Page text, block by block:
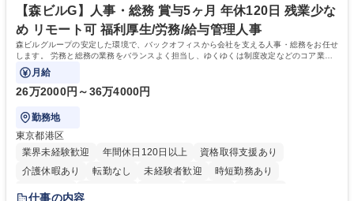
【森ビルG】人事・総務 賞与5ヶ月 年休120日 残業少な
め リモート可 福利厚生/労務/給与管理人事
森ビルグループの安定した環境で、バックオフィスから会社を支える人事・総務をお任せ
します。 労務と総務の業務をバランスよく担当し、ゆくゆくは制度改定などのコア業務
にも挑戦できる、やりがいある環境です。
月給
26万2000円～36万4000円
勤務地
東京都港区
業界未経験歓迎
年間休日120日以上
資格取得支援あり
介護休暇あり
転勤なし 未経験者歓迎
時短勤務あり
経験者歓迎
仕事の内容